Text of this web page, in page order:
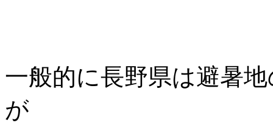
一般的に長野県は避暑
が